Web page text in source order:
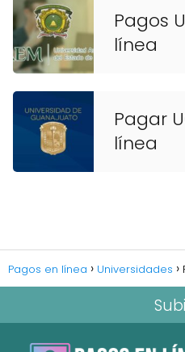
Pagos
línea
Pagar
línea
Pagos en línea Universidades